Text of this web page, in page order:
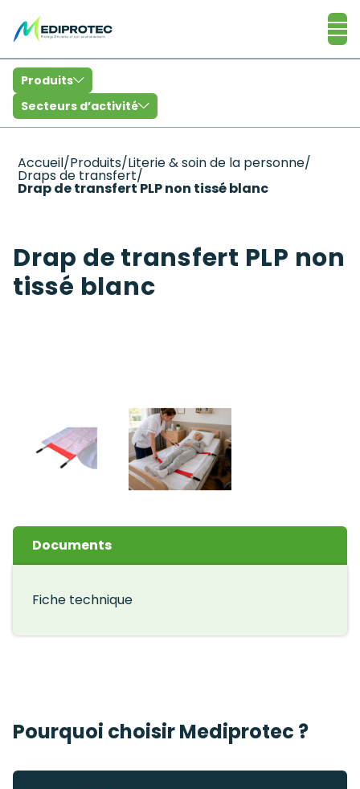
Secteurs d’activité
Produits
Accueil/Produits/Literie & soin de la personne/
Draps de transfert/
Drap de transfert PLP non tissé blanc
Drap de transfert PLP non
tissé blanc
Documents
Fiche technique
Pourquoi choisir Mediprotec ?